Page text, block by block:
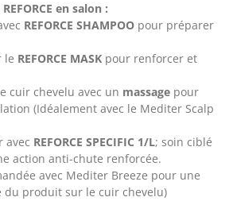
en salon :
REFORCE SHAMPOO pour préparer
le REFORCE MASK pour renforcer et
cuir chevelu avec un massage pour
(Idéalement avec le Mediter Scalp
avec REFORCE SPECIFIC 1/L; soin ciblé
action anti-chute renforcée.
avec Mediter Breeze pour une
produit sur le cuir chevelu)